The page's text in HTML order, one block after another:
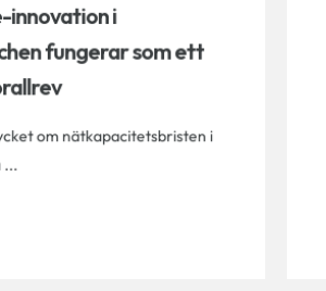
innovation i
fungerar som ett
om nätkapacitetsbristen i
...